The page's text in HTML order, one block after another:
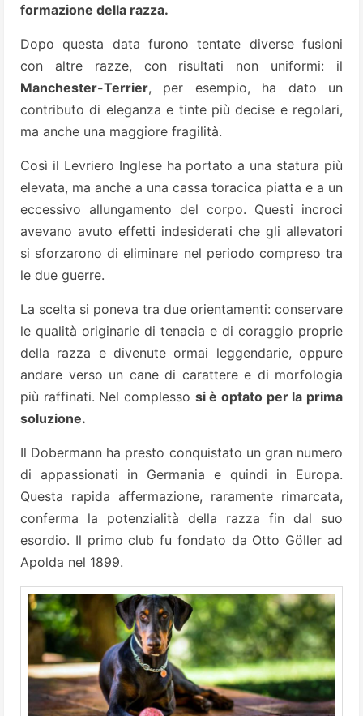
formazione della razza.
Dopo questa data furono tentate diverse fusioni
con altre razze, con risultati non uniformi: il
Manchester-Terrier, per esempio, ha dato un
contributo di eleganza e tinte più decise e regolari,
ma anche una maggiore fragilità.
Così il Levriero Inglese ha portato a una statura più
elevata, ma anche a una cassa toracica piatta e a un
eccessivo allungamento del corpo. Questi incroci
avevano avuto effetti indesiderati che gli allevatori
si sforzarono di eliminare nel periodo compreso tra
le due guerre.
La scelta si poneva tra due orientamenti: conservare
le qualità originarie di tenacia e di coraggio proprie
della razza e divenute ormai leggendarie, oppure
andare verso un cane di carattere e di morfologia
più raffinati. Nel complesso si è optato per la prima
soluzione.
Il Dobermann ha presto conquistato un gran numero
di appassionati in Germania e quindi in Europa.
Questa rapida affermazione, raramente rimarcata,
conferma la potenzialità della razza fin dal suo
esordio. Il primo club fu fondato da Otto Göller ad
Apolda nel 1899.